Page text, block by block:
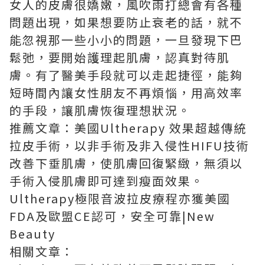
女人的皮膚很嬌嫩，風吹雨打總會有各種
問題出現，如果想要防止衰老的話，就不
能忽視那一些小小的問題，一旦發現下巴
鬆弛，要開始護理起肌膚，認真對待肌
膚。有了醫美手段就可以走起捷徑，能夠
短時間內讓女性朋友不再煩惱，用高效率
的手段，讓肌膚恢復理想狀況。
推薦文章：美國Ultherapy 效果超越傳統
拉皮手術，以非手術及非入侵性HIFU技術
改善下垂肌膚，使肌膚回復緊緻，無須以
手術入侵肌膚即可達到瘦面效果。
Ultherapy極限音波拉皮療程亦獲美國
FDA及歐盟CE認可，安全可靠|New
Beauty
相關文章：